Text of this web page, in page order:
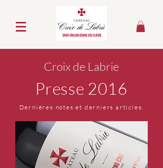
Croix de Labrie
Presse 2016
Dernières notes et derniers articles.